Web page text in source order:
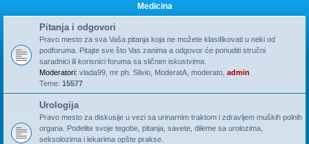
Medicina
Pitanja i odgovori
Pravo mesto za sva Vaša pitanja koja ne možete klasifikovati u neki od
podforuma. Pitajte sve što Vas zanima a odgovor će ponuditi stručni
saradnici ili korisnici foruma sa sličnim iskustvima.
Moderatori: vlada99 mr ph. Silvio ModeratA moderato admin
Teme: 15577
Urologija
Pravo mesto za diskusije u vezi sa urinarnim traktom i zdravljem muških polnih
organa. Podelite svoje tegobe, pitanja, savete, dileme sa urolozima,
seksolozima i lekarima opšte prakse.